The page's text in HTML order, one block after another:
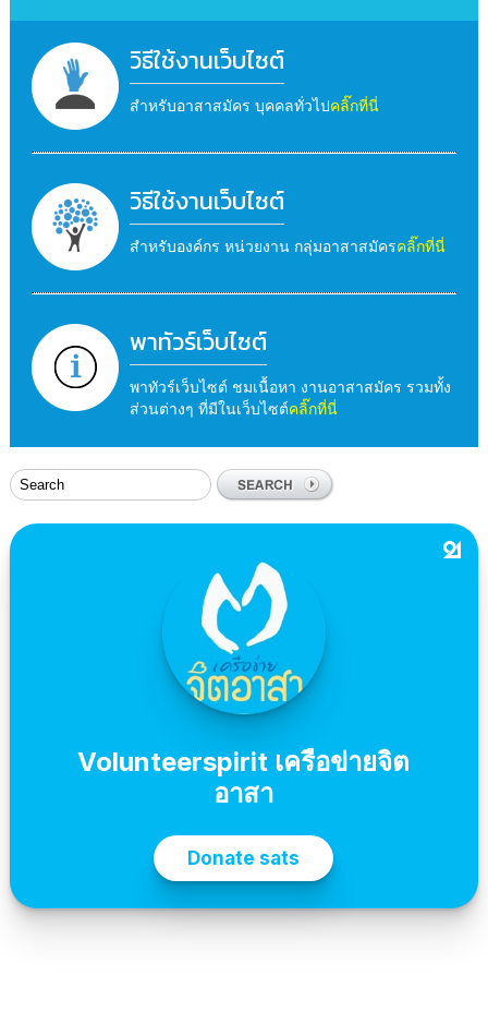
วิธีใช้งานเว็บไซต์
สำหรับอาสาสมัคร บุคคลทั่วไปคลิ๊กที่นี่
วิธีใช้งานเว็บไซต์
สำหรับองค์กร หน่วยงาน กลุ่มอาสาสมัครคลิ๊กที่นี่
พาทัวร์เว็บไซต์
พาทัวร์เว็บไซต์ ชมเนื้อหา งานอาสาสมัคร รวมทั้ง
ส่วนต่างๆ ที่มีในเว็บไซต์คลิ๊กที่นี่